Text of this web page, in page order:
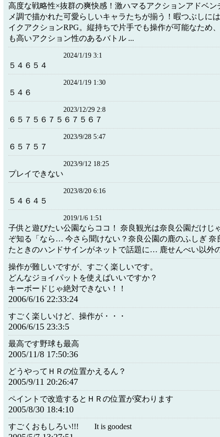
高度な戦略性×抜群の爽快感！激ハマるアクションアドベン
メ調で描かれた可愛らしいキャラたちが揃う！暇つぶしに
イクアクションRPG。縦持ちで片手でも操作が可能なため
も高いアクション性のあるバトル ...
2024/1/19 3:1
５４６５４
2024/1/19 1:30
５４６
2023/12/29 2:8
６５７５６７５６７５６７
2023/9/28 5:47
６５７５７
2023/9/12 18:25
プレイできない
2023/8/20 6:16
５４６４５
2019/1/6 1:51
子供と遊びたい公園ならココ！ 奈良観光は奈良公園だけじ
ぞ知る「なら… 今さら聞けない？奈良公園の鹿のふしぎ 奈
たときのハンドサインがネットで話題に… 鹿せんべい以外
操作が難しいですが、すごく楽しいです。
どんなジョイパットを使えばいいですか？
キーボードじゃ絶対できない！！
2006/6/16 22:33:24
すごく楽しいけど、操作が・・・
2006/6/15 23:3:5
最高です野球も最高
2005/11/8 17:50:36
どうやってＨＲの位置かえるん？
2005/9/11 20:26:47
ペイントで改造するとＨＲの位置が変わります
2005/8/30 18:4:10
すごくおもしろい!!! It is goodest